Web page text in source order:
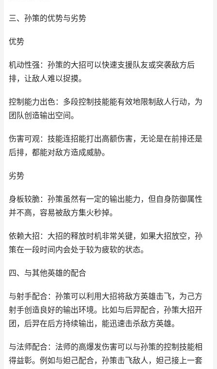
三、孙策的优势与劣势
优势
机动性强：孙策的大招可以快速支援队友或突袭敌方后
排，让敌人难以捉摸。
控制能力出色：多段控制技能能有效地限制敌人行动，为
团队创造输出空间。
伤害可观：技能连招能打出高额伤害，无论是在前排还是
后排，都能对敌方造成威胁。
劣势
身板较脆：孙策虽然有一定的输出能力，但自身防御属性
并不高，容易被敌方集火秒掉。
依赖大招：大招的释放时机非常关键，如果大招放空，孙
策在一段时间内会处于较为疲软的状态。
四、与其他英雄的配合
与射手配合：孙策可以利用大招将敌方英雄击飞，为己方
射手创造良好的输出环境。比如与后羿配合，孙策大招开
团，后羿在后方持续输出，能迅速击杀敌方英雄。
与法师配合：法师的高爆发伤害可以与孙策的控制技能相
得益彰。例如与妲己配合，孙策击飞敌人，妲己接上一套